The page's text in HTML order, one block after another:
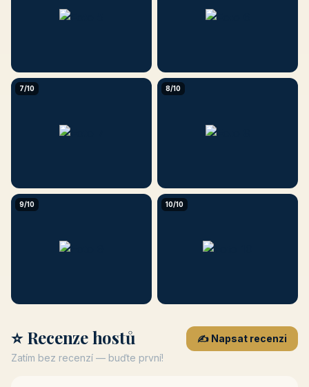
7/10 8/10
9/10 10/10
⭐ Recenze hostů
Zatím bez recenzí — buďte první!
✍️ Napsat recenzi